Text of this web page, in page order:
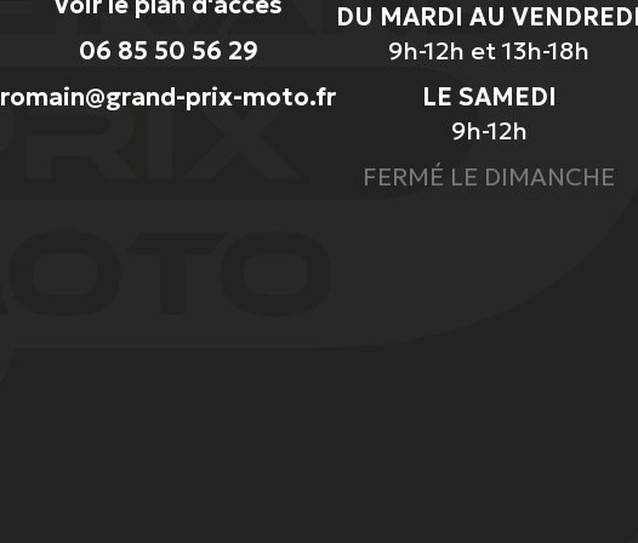
06 85 50 56 29
romain@grand-prix-moto.fr
DU MARDI AU
9h-12h et 13h-18h
LE SAMEDI
9h-12h
FERMÉ LE DIMANCHE